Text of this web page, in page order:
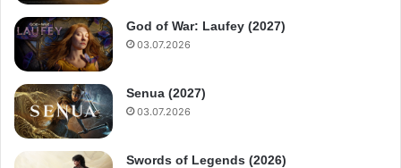
God of War: Laufey (2027)
03.07.2026
Senua (2027)
03.07.2026
Swords of Legends (2026)